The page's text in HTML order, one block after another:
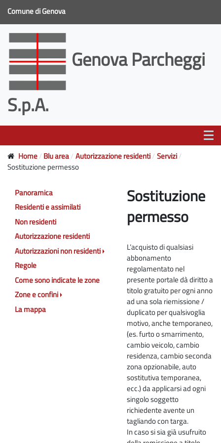
Comune di Genova
Genova Parcheggi
S.p.A.
Home Blu area Autorizzazione residenti Servizi
Sostituzione permesso
Sostituzione
permesso
L’acquisto di qualsiasi
abbonamento
regolamentato nel
presente portale dà diritto a
titolo gratuito per ogni anno
ad una sola riemissione /
duplicato per qualsivoglia
motivo, anche temporaneo,
(es. furto o smarrimento,
cambio veicolo, cambio
residenza, cambio seconda
zona opzionabile, auto
sostitutiva temporanea,
ecc.) da applicarsi ad ogni
singolo soggetto
richiedente avente un
tagliando con targa.
In caso si sia già usufruito
Panoramica
Residenti e assimilati
Non residenti
Autorizzazione residenti
Autorizzazioni non residenti
Regole
Come sono indicate le zone
Zone e confini
La mappa